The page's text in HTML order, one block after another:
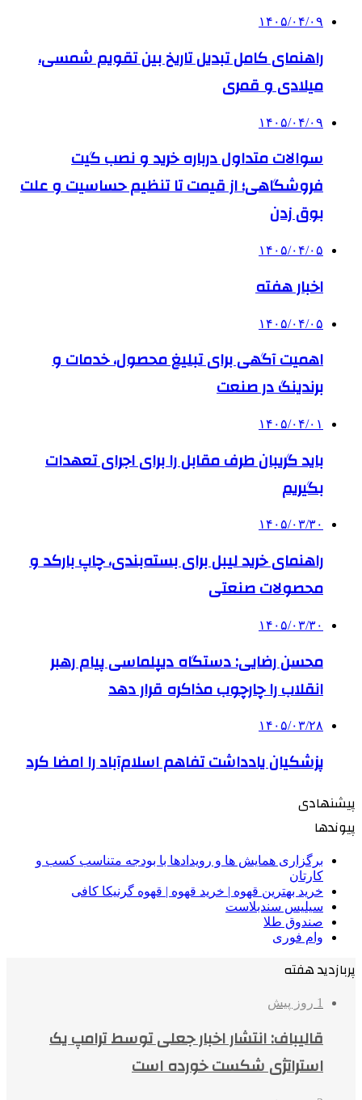
۱۴۰۵/۰۴/۰۹
راهنمای کامل تبدیل تاریخ بین تقویم شمسی،
میلادی و قمری
۱۴۰۵/۰۴/۰۹
سوالات متداول درباره خرید و نصب گیت
فروشگاهی؛ از قیمت تا تنظیم حساسیت و علت
بوق زدن
۱۴۰۵/۰۴/۰۵
اخبار هفته
۱۴۰۵/۰۴/۰۵
اهمیت آگهی برای تبلیغ محصول، خدمات و
برندینگ در صنعت
۱۴۰۵/۰۴/۰۱
باید گریبان طرف مقابل را برای اجرای تعهدات
بگیریم
۱۴۰۵/۰۳/۳۰
راهنمای خرید لیبل برای بسته‌بندی، چاپ بارکد و
محصولات صنعتی
۱۴۰۵/۰۳/۳۰
محسن رضایی: دستگاه دیپلماسی پیام رهبر
انقلاب را چارچوب مذاکره قرار دهد
۱۴۰۵/۰۳/۲۸
پزشکیان یادداشت تفاهم اسلام‌آباد را امضا کرد
پیشنهادی
پیوندها
برگزاری همایش ها و رویدادها با بودجه متناسب کسب و
کارتان
خرید بهترین قهوه | خرید قهوه | قهوه گرنیکا کافی
سیلیس سندبلاست
صندوق طلا
وام فوری
پربازدید هفته
1 روز پیش
قالیباف: انتشار اخبار جعلی توسط ترامپ یک
استراتژی شکست خورده است